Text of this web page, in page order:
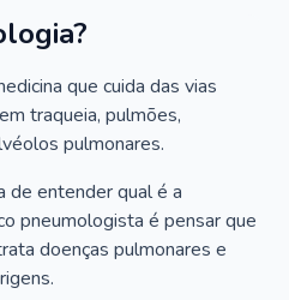
que cuida das vias
traqueia, pulmões,
pulmonares.
de entender qual é a
pneumologista é pensar que
doenças pulmonares e